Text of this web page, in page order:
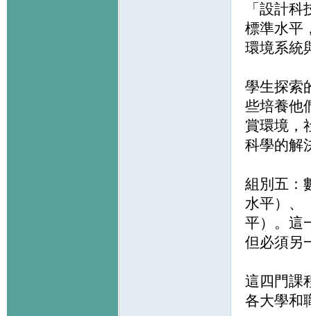
「設計
標準水平
環境系統
學生探索
些培養他
賞環境，
科學的解
組別五：
水平）、
平）。這
但必須另
這四門課
各大學和